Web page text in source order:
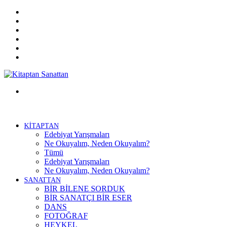
KİTAPTAN
Edebiyat Yarışmaları
Ne Okuyalım, Neden Okuyalım?
Tümü
Edebiyat Yarışmaları
Ne Okuyalım, Neden Okuyalım?
SANATTAN
BİR BİLENE SORDUK
BİR SANATÇI BİR ESER
DANS
FOTOĞRAF
HEYKEL